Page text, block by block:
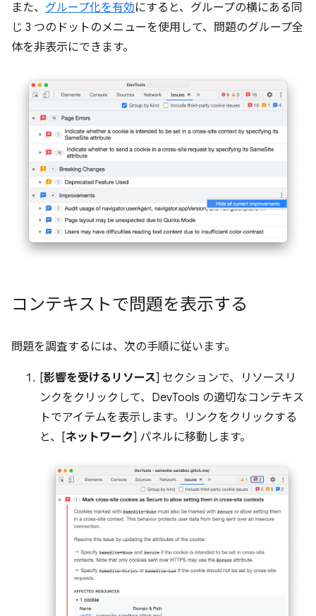
また、 グループ化を有効にすると、グループの横にある同
じ 3 つのドットのメニューを使用して、問題のグループ全
体を非表示にできます。
コンテキストで問題を表示する
問題を調査するには、次の手順に従います。
[影響を受けるリソース] セクションで、リソースリ
ンクをクリックして、DevTools の適切なコンテキス
トでアイテムを表示します。リンクをクリックする
と、[ネットワーク] パネルに移動します。